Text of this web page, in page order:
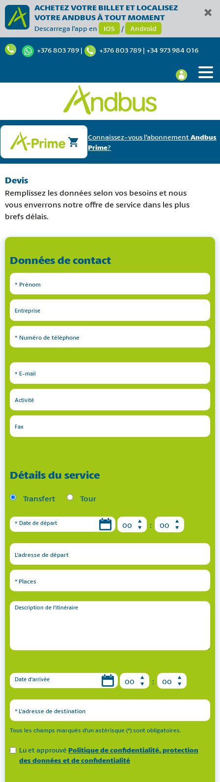
ACHETEZ VOTRE BILLET ET LOCALISEZ
VOTRE ANDBUS À TOUT MOMENT
Descarrega l'app en IOS / Android
+376 803 789 | +376 803 789 | +34 973 984 016
Connaissez-vous l'abonnementAndbus
Prime?
Devis
Remplissez les données selon vos besoins et nous
vous enverrons notre offre de service dans les plus
brefs délais.
Données de contact
* Prénom
Entreprise
* Numéro de téléphone
* E-mail
Activité
Fax
Détails du service
Transfert Tour
* Date de départ :
L'adresse de départ
* Places
Description de l'itinéraire
Date d'arrivée :
* L'adresse de destination
Tous les champs marqués d'un astérisque (*) sont obligatoires.
Lu et approuvé Politique de confidentialité, protection
des données et de confidentialité